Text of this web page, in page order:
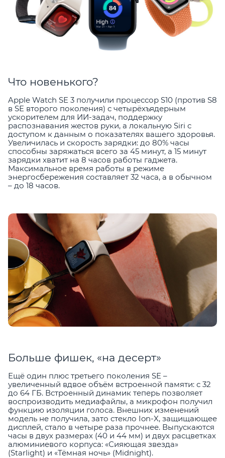
Что новенького?
Apple Watch SE 3 получили процессор S10 (против S8
в SE второго поколения) с четырёхъядерным
ускорителем для ИИ-задач, поддержку
распознавания жестов руки, а локальную Siri с
доступом к данным о показателях вашего здоровья.
Увеличилась и скорость зарядки: до 80% часы
способны заряжаться всего за 45 минут, а 15 минут
зарядки хватит на 8 часов работы гаджета.
Максимальное время работы в режиме
энергосбережения составляет 32 часа, а в обычном
– до 18 часов.
Больше фишек, «на десерт»
Ещё один плюс третьего поколения SE –
увеличенный вдвое объём встроенной памяти: с 32
до 64 ГБ. Встроенный динамик теперь позволяет
воспроизводить медиафайлы, а микрофон получил
функцию изоляции голоса. Внешних изменений
модель не получила, зато стекло Ion-X, защищающее
дисплей, стало в четыре раза прочнее. Выпускаются
часы в двух размерах (40 и 44 мм) и двух расцветках
алюминиевого корпуса: «Сияющая звезда»
(Starlight) и «Тёмная ночь» (Midnight).